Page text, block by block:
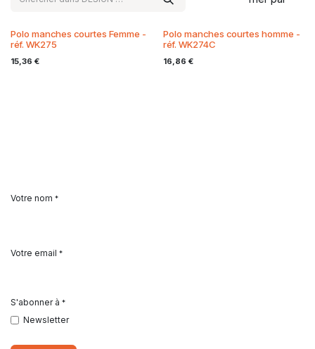
Polo manches courtes Femme -
réf. WK275
15,36 €
Polo manches courtes homme -
réf. WK274C
16,86 €
Votre nom *
Votre email *
S'abonner à *
Newsletter